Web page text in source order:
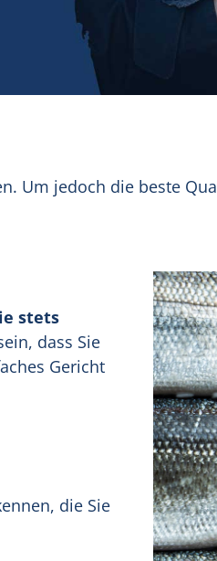
Um jedoch die beste
stets
dass Sie
Gericht
die Sie